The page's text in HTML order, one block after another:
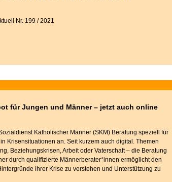
Nr. 199 / 2021
für Jungen und Männer – jetzt auch online
Katholischer Männer (SKM) Beratung speziell für
Krisensituationen an. Seit kurzem auch digital. Themen
Beziehungskrisen, Arbeit oder Vaterschaft – die Beratung
durch qualifizierte Männerberater*innen ermöglicht den
ihrer Krise zu verstehen und Unterstützung zu